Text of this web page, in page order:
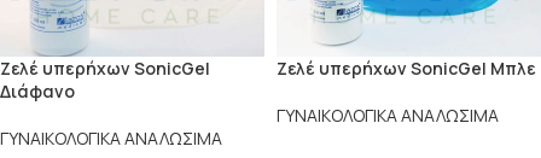
Ζελέ υπερήχων SonicGel
Διάφανο
ΓΥΝΑΙΚΟΛΟΓΙΚΑ ΑΝΑΛΩΣΙΜΑ
Ζελέ υπερήχων SonicGel Μπλε
ΓΥΝΑΙΚΟΛΟΓΙΚΑ ΑΝΑΛΩΣΙΜΑ